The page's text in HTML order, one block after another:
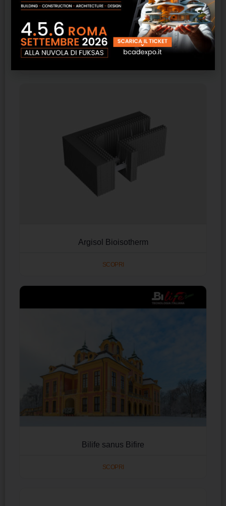
Aquafire led Bifire
Argisol Bioisotherm
SCOPRI
Bilife sanus Bifire
SCOPRI